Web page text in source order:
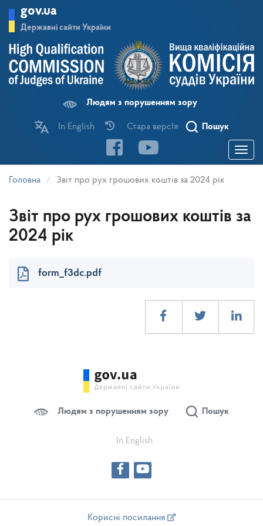
основного
матеріалу
gov.ua
Державні сайти України
Людям з порушенням зору
In English Стара версІя Пошук
Toggle
Головна Звіт про рух грошових коштів за 2024 рік
Звіт про рух грошових коштів за
2024 рік
form_f3dc.pdf
Людям з порушенням зору Пошук
In English
Корисні посилання